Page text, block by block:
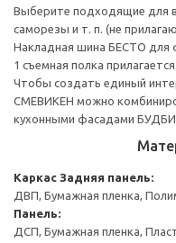
Выберите подходящие для
саморезы и т. п. (не
Накладная шина БЕСТО для
1 съемная полка прилагается.
Чтобы создать единый
СМЕВИКЕН можно
кухонными фасадами
Каркас Задняя панель:
ДВП, Бумажная пленка,
Панель:
ДСП, Бумажная пленка,